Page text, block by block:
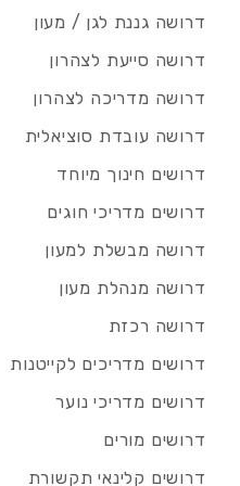
דרושה גננת לגן / מעון
דרושה סייעת לצהרון
דרושה מדריכה לצהרון
דרושה עובדת סוציאלית
דרושים חינוך מיוחד
דרושים מדריכי חוגים
דרושה מבשלת למעון
דרושה מנהלת מעון
דרושה רכזת
דרושים מדריכים לקייטנות
דרושים מדריכי נוער
דרושים מורים
דרושים קלינאי תקשורת